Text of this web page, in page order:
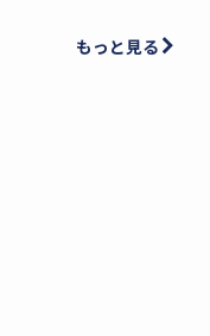
もっと見る